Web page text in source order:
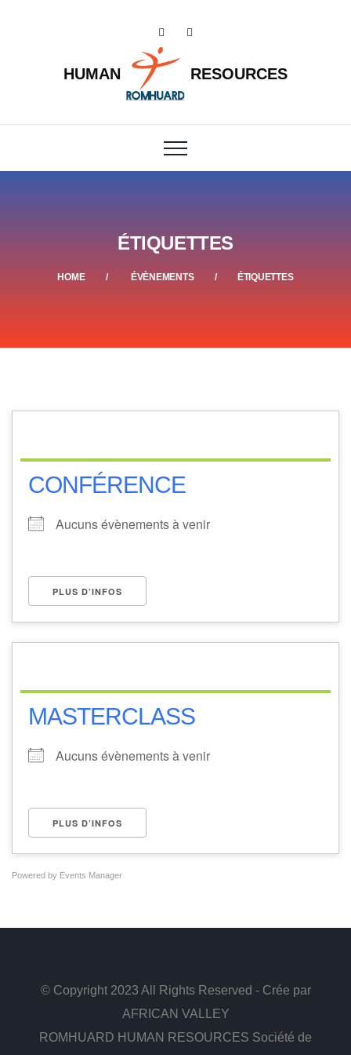
HUMAN RESOURCES
ÉTIQUETTES
HOME ÉVÈNEMENTS ÉTIQUETTES
CONFÉRENCE
Aucuns évènements à venir
PLUS D’INFOS
MASTERCLASS
Aucuns évènements à venir
PLUS D’INFOS
Powered by Events Manager
© Copyright 2023 All Rights Reserved - Crée par
AFRICAN VALLEY
ROMHUARD HUMAN RESOURCES Société de